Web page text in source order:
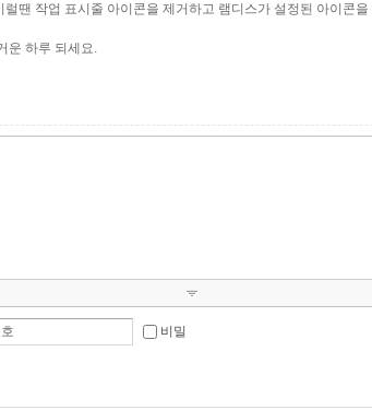
럴땐 작업 표시줄 아이콘을 제거하고 램디스가 설정된 아이콘
운 하루 되세요.
비밀